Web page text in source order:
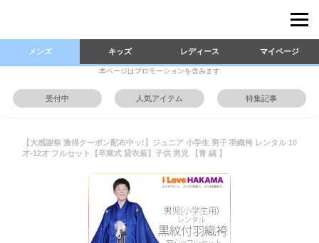
メンズ キッズ レディース マイページ
本ページはプロモーションを含みます
受付中 人気アイテム 特集記事
【大感謝祭 激得クーポン配布中ッ!】ジュニア 小学生 男子 羽織袴 レンタル 10
才-12才 フルセット【卒業式 貸衣装】子供 男児 【青 縞 】